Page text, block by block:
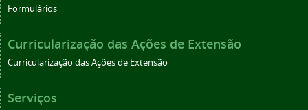
Formulários
Curricularização das Ações de Extensão
Curricularização das Ações de Extensão
Serviços